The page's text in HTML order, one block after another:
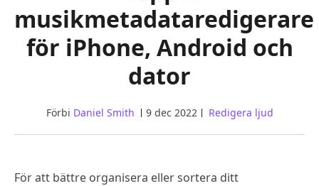
musikmetadataredigerare
för iPhone, Android och
dator
Förbi Daniel Smith 9 dec 2022 Redigera ljud
För att bättre organisera eller sortera ditt